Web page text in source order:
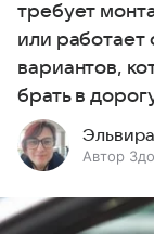
требует
или работает
вариантов,
брать в
Автор